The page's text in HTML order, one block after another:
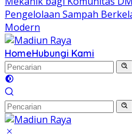
Pengelolaan Sampah
Modern
HomeHubungi Kami